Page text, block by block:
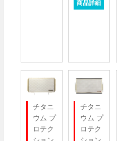
商品詳細
チタニ
ウム プ
ロテク
チタニ
ウム プ
ロテク